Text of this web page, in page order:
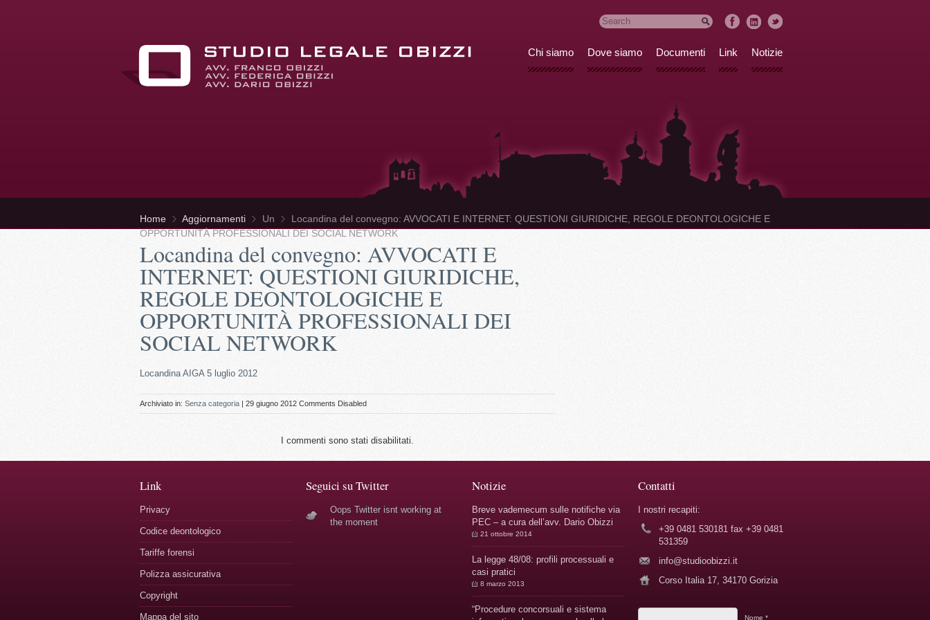
Chi siamo Dove siamo Documenti Link Notizie
Home Aggiornamenti Un
Locandina del convegno: AVVOCATI E INTERNET: QUESTIONI GIURIDICHE, REGOLE DEONTOLOGICHE E
OPPORTUNITÀ PROFESSIONALI DEI SOCIAL NETWORK
Locandina del convegno: AVVOCATI E
INTERNET: QUESTIONI GIURIDICHE,
REGOLE DEONTOLOGICHE E
OPPORTUNITÀ PROFESSIONALI DEI
SOCIAL NETWORK
Locandina AIGA 5 luglio 2012
Archiviato in: Senza categoria | 29 giugno 2012 Comments Disabled
I commenti sono stati disabilitati.
Link
Privacy
Codice deontologico
Tariffe forensi
Polizza assicurativa
Copyright
Mappa del sito
Seguici su Twitter
Oops Twitter isnt working at
the moment
Notizie
Breve vademecum sulle notifiche via
PEC – a cura dell’avv. Dario Obizzi
21 ottobre 2014
La legge 48/08: profili processuali e
casi pratici
8 marzo 2013
“Procedure concorsuali e sistema
Contatti
I nostri recapiti:
+39 0481 530181 fax +39 0481
531359
info@studioobizzi.it
Corso Italia 17, 34170 Gorizia
Nome *